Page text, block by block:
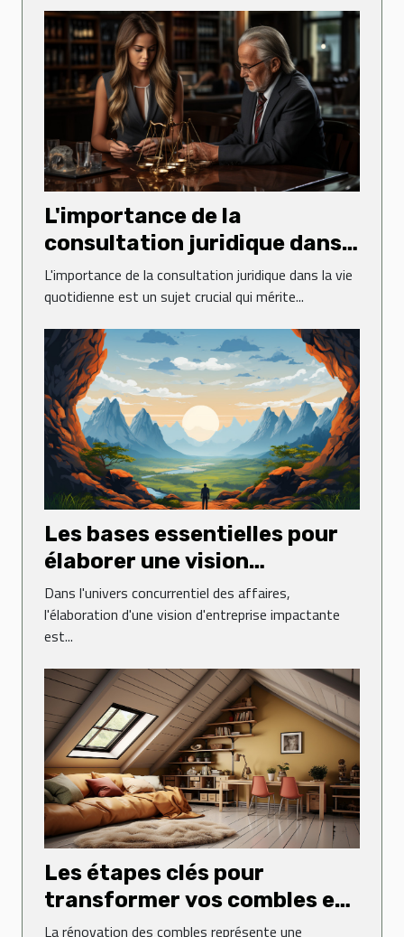
L'importance de la
consultation juridique dans
la vie quotidienne
L'importance de la consultation juridique dans la vie
quotidienne est un sujet crucial qui mérite...
Les bases essentielles pour
élaborer une vision
d'entreprise impactante
Dans l'univers concurrentiel des affaires,
l'élaboration d'une vision d'entreprise impactante
est...
Les étapes clés pour
transformer vos combles en
espace de vie
La rénovation des combles représente une